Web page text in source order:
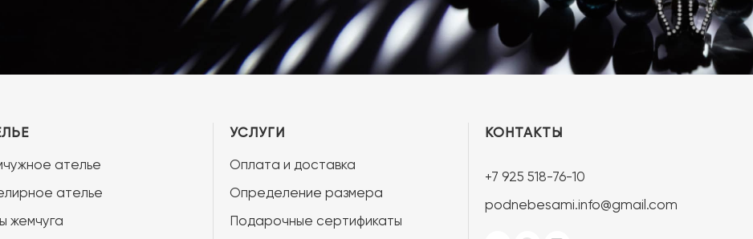
ателье
ателье
жемчуга
УСЛУГИ
Оплата и доставка
Определение размера
Подарочные сертификаты
КОНТАКТЫ
+7 925 518-76-10
podnebesami.info@gmail.com